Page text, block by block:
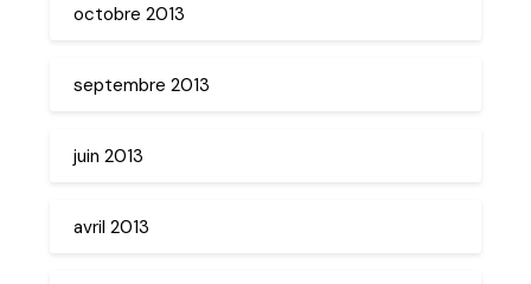
octobre 2013
septembre 2013
juin 2013
avril 2013